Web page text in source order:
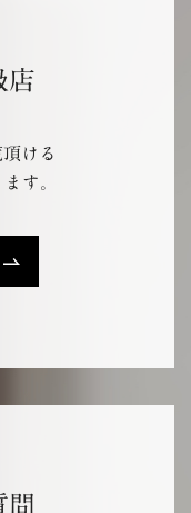
店
ける
す。
問